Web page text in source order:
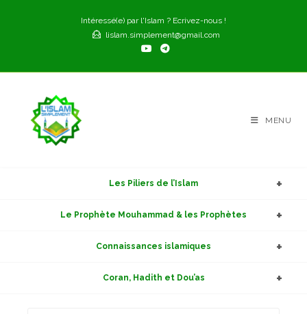
Intéressé(e) par l'Islam ? Ecrivez-nous !
lislam.simplement@gmail.com
MENU
Les Piliers de l’Islam
Le Prophète Mouhammad & les Prophètes
Connaissances islamiques
Coran, Hadith et Dou’as